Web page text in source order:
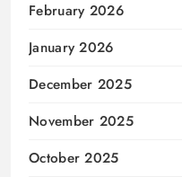
February 2026
January 2026
December 2025
November 2025
October 2025